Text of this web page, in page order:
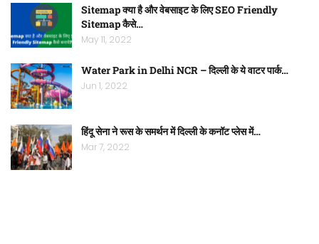
Sitemap क्या है और वेबसाइट के लिए SEO Friendly
Sitemap कैसे…
May 11, 2022
Water Park in Delhi NCR – दिल्ली के ये वाटर पार्क…
Jun 1, 2022
हिंदू सेना ने रूस के समर्थन में दिल्ली के कनॉट प्लेस में…
Mar 7, 2022